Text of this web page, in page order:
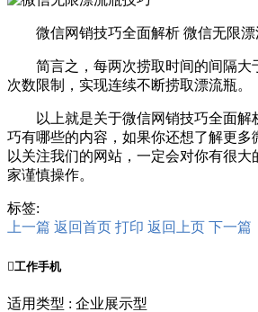
微信网销技巧全面解析 微信无限漂
简言之，每两次捞取时间的间隔大
次数限制，实现连续不断捞取漂流瓶。
以上就是关于微信网销技巧全面解
巧有哪些的内容，如果你还想了解更多
以关注我们的网站，一定会对你有很大
家谨慎操作。
标签:
上一篇 返回首页 打印 返回上页 下一篇
工作手机
适用类型 : 企业展示型